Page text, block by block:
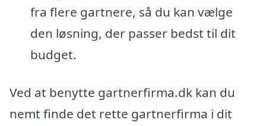
fra flere gartnere, så du kan vælge
den løsning, der passer bedst til dit
budget.
Ved at benytte gartnerfirma.dk kan du
nemt finde det rette gartnerfirma i dit